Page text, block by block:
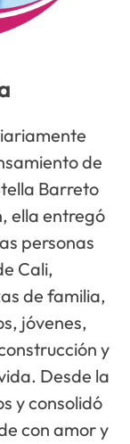
de
Barreto
ella entregó
personas
Cali,
de familia,
jóvenes,
y
Desde la
y consolidó
con amor y